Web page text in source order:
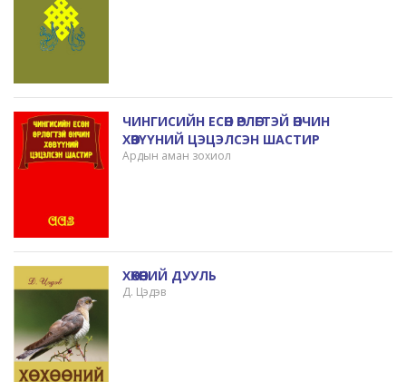
ЧИНГИСИЙН ЕСӨН ӨРЛӨГТЭЙ ӨНЧИН
ХӨВҮҮНИЙ ЦЭЦЭЛСЭН ШАСТИР
Ардын аман зохиол
ХӨХӨӨНИЙ ДУУЛЬ
Д. Цэдэв